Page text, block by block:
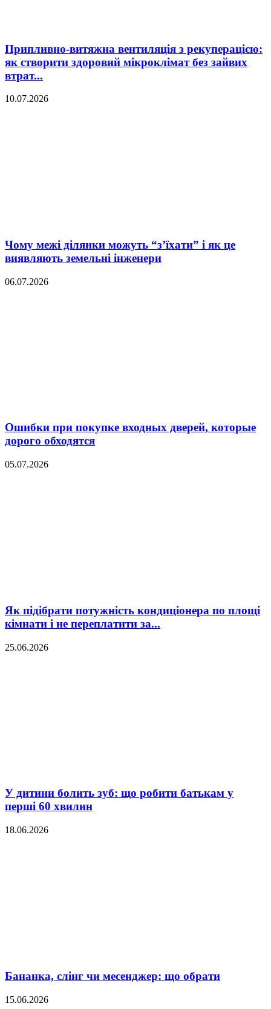
Припливно-витяжна вентиляція з рекуперацією:
як створити здоровий мікроклімат без зайвих
втрат...
10.07.2026
Чому межі ділянки можуть “з’їхати” і як це
виявляють земельні інженери
06.07.2026
Ошибки при покупке входных дверей, которые
дорого обходятся
05.07.2026
Як підібрати потужність кондиціонера по площі
кімнати і не переплатити за...
25.06.2026
У дитини болить зуб: що робити батькам у
перші 60 хвилин
18.06.2026
Бананка, слінг чи месенджер: що обрати
15.06.2026